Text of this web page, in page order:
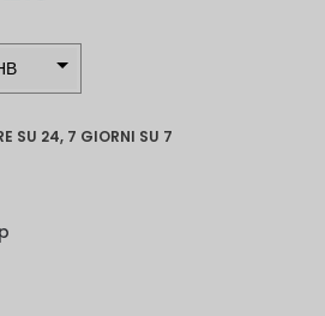
SU 24, 7 GIORNI SU 7